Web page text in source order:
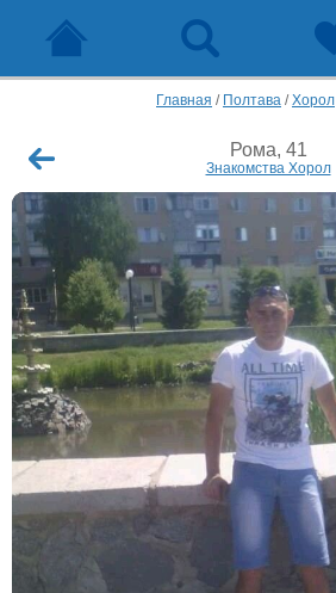
Главная / Полтава /Хорол
Рома, 41
Знакомства Хорол